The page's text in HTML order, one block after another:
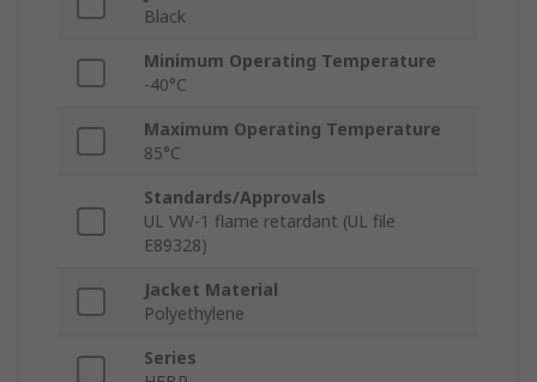
Black
Minimum Operating Temperature
-40°C
Maximum Operating Temperature
85°C
Standards/Approvals
UL VW-1 flame retardant (UL file
E89328)
Jacket Material
Polyethylene
Series